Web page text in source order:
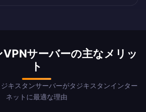
サーバーの主なメリッ
ト
キスタンサーバーがタジキスタンインター
ネットに最適な理由